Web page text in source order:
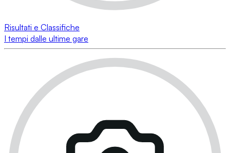
Risultati e Classifiche
I tempi dalle ultime gare